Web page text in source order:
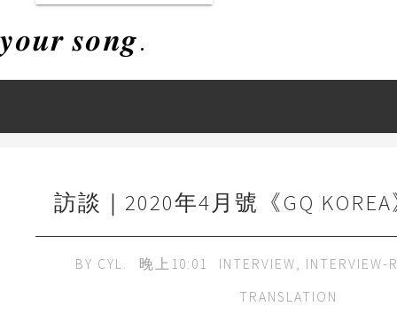
𝒚𝒐𝒖𝒓 𝒔𝒐𝒏𝒈.
訪談｜2020年4月號《GQ
BY CYL. 晚上10:01 INTERVIEW, INTERVIEW-
TRANSLATION